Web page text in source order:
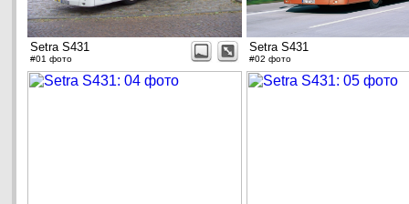
Setra S431
#01 фото
Setra S431
#02 фото